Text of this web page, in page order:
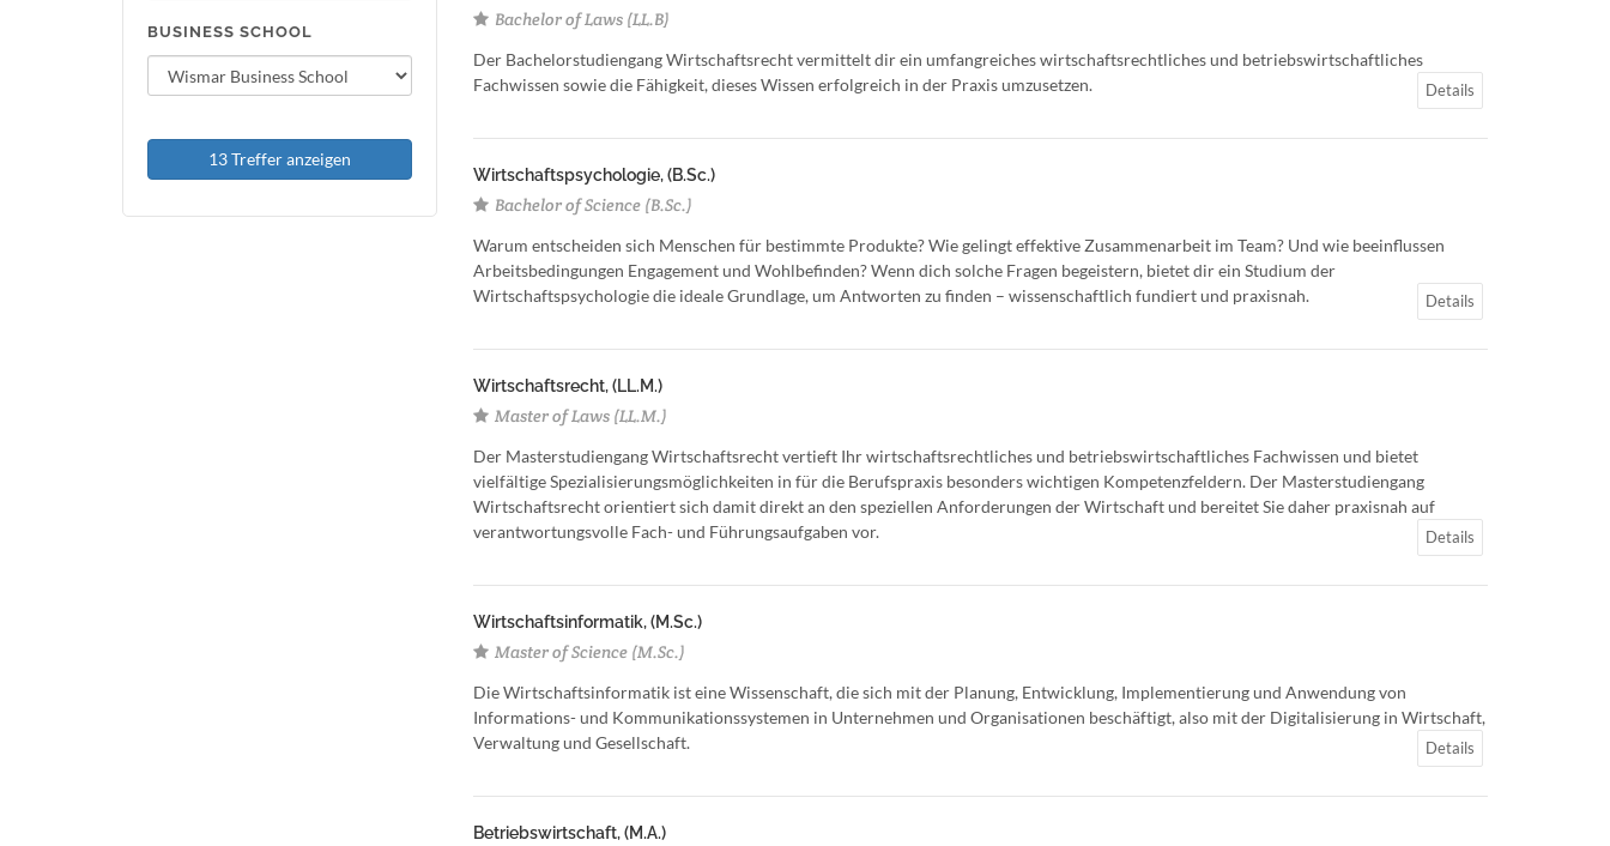
BUSINESS SCHOOL
13 Treffer anzeigen
Bachelor of Laws (LL.B)
Der Bachelorstudiengang Wirtschaftsrecht vermittelt dir ein umfangreiches wirtschaftsrechtliches und betriebswirtschaftliches
Fachwissen sowie die Fähigkeit, dieses Wissen erfolgreich in der Praxis umzusetzen.
Details
Wirtschaftspsychologie, (B.Sc.)
Bachelor of Science (B.Sc.)
Warum entscheiden sich Menschen für bestimmte Produkte? Wie gelingt effektive Zusammenarbeit im Team? Und wie beeinflussen
Arbeitsbedingungen Engagement und Wohlbefinden? Wenn dich solche Fragen begeistern, bietet dir ein Studium der
Wirtschaftspsychologie die ideale Grundlage, um Antworten zu finden – wissenschaftlich fundiert und praxisnah.
Details
Wirtschaftsrecht, (LL.M.)
Master of Laws (LL.M.)
Der Masterstudiengang Wirtschaftsrecht vertieft Ihr wirtschaftsrechtliches und betriebswirtschaftliches Fachwissen und bietet
vielfältige Spezialisierungsmöglichkeiten in für die Berufspraxis besonders wichtigen Kompetenzfeldern. Der Masterstudiengang
Wirtschaftsrecht orientiert sich damit direkt an den speziellen Anforderungen der Wirtschaft und bereitet Sie daher praxisnah auf
verantwortungsvolle Fach- und Führungsaufgaben vor.
Details
Wirtschaftsinformatik, (M.Sc.)
Master of Science (M.Sc.)
Die Wirtschaftsinformatik ist eine Wissenschaft, die sich mit der Planung, Entwicklung, Implementierung und Anwendung von
Informations- und Kommunikationssystemen in Unternehmen und Organisationen beschäftigt, also mit der Digitalisierung in Wirtschaft,
Verwaltung und Gesellschaft.
Details
Betriebswirtschaft, (M.A.)